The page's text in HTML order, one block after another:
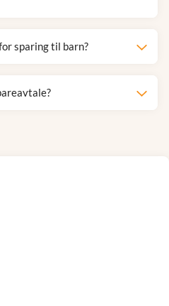
sparing til barn?